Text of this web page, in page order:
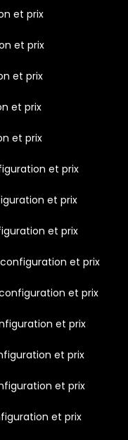
et prix
et prix
et prix
et prix
et prix
et prix
et prix
et prix
et prix
et prix
et prix
et prix
et prix
et prix